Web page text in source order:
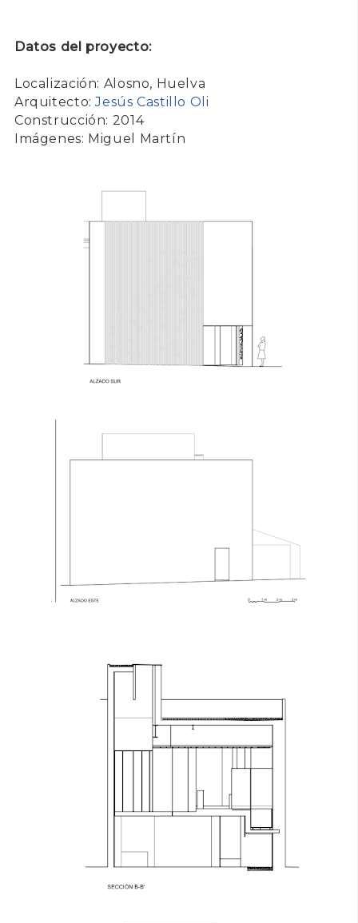
Datos del proyecto:
Localización: Alosno, Huelva
Arquitecto:Jesús Castillo Oli
Construcción: 2014
Imágenes: Miguel Martín